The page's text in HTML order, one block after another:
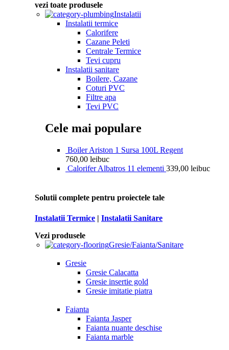
vezi toate produsele
Instalatii
Instalatii termice
Calorifere
Cazane Peleti
Centrale Termice
Tevi cupru
Instalatii sanitare
Boilere, Cazane
Coturi PVC
Filtre apa
Tevi PVC
Cele mai populare
Boiler Ariston 1 Sursa 100L Regent
760,00 leibuc
Calorifer Albatros 11 elementi 339,00 leibuc
Solutii complete pentru proiectele tale
Instalatii Termice | Instalatii Sanitare
Vezi produsele
Gresie/Faianta/Sanitare
Gresie
Gresie Calacatta
Gresie insertie gold
Gresie imitatie piatra
Faianta
Faianta Jasper
Faianta nuante deschise
Faianta marble